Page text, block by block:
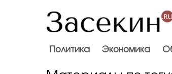
Политика Экономика